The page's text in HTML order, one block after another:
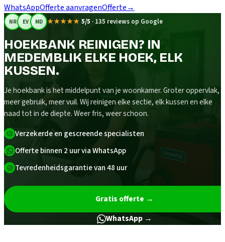
WhatsAppOfferte aanvragenOfferte→
NR EV MD ★★★★★ 5/5 · 135 reviews op Google
HOEKBANK REINIGEN? IN
MEDEMBLIK ELKE HOEK, ELK
KUSSEN.
Je hoekbank is het middelpunt van je woonkamer. Groter oppervlak,
meer gebruik, meer vuil. Wij reinigen elke sectie, elk kussen en elke
naad tot in de diepte. Weer fris, weer schoon.
Verzekerde en gescreende specialisten
Offerte binnen 2 uur via WhatsApp
Tevredenheidsgarantie van 48 uur
Gratis offerte →
WhatsApp →